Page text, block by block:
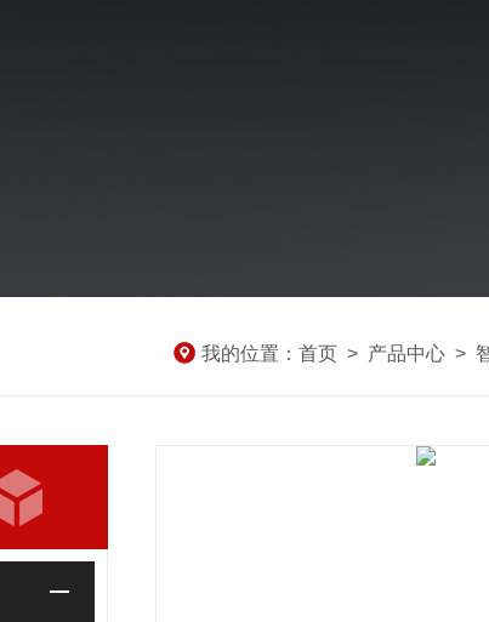
我的位置： 首页 > 产品中心 >